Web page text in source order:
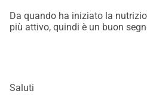
Da quando ha iniziato la
più attivo, quindi è un buon
Saluti